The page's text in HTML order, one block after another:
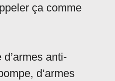
ça comme
anti-
d’armes